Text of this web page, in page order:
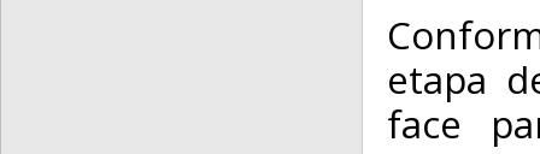
etapa
face